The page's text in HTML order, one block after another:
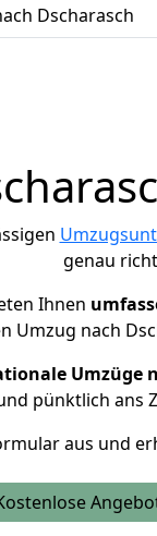
Dscharasch
genau
Ihnen
Umzug nach
Umzüge
pünktlich ans
aus und